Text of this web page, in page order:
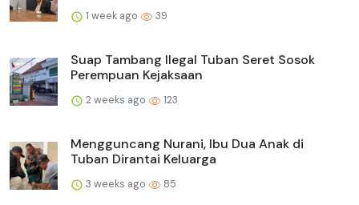
1 week ago 39
Suap Tambang Ilegal Tuban Seret Sosok
Perempuan Kejaksaan
2 weeks ago 123
Mengguncang Nurani, Ibu Dua Anak di
Tuban Dirantai Keluarga
3 weeks ago 85